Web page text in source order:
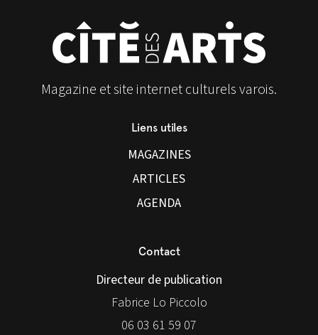
Magazine et site internet culturels varois.
Liens utiles
MAGAZINES
ARTICLES
AGENDA
Contact
Directeur de publication
Fabrice Lo Piccolo
06 03 61 59 07